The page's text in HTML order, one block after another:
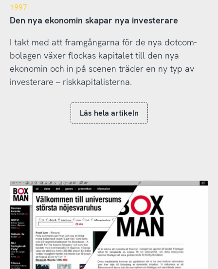
1997
Den nya ekonomin skapar nya investerare
I takt med att framgångarna för de nya dotcom-
bolagen växer flockas kapitalet till den nya
ekonomin och in på scenen träder en ny typ av
investerare – riskkapitalisterna.
Läs hela artikeln